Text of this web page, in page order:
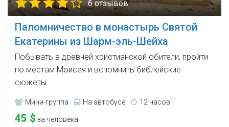
6 отзывов
Паломничество в монастырь Святой
Екатерины из Шарм-эль-Шейха
Побывать в древней христианской обители, пройти
по местам Моисея и вспомнить библейские
сюжеты.
Мини-группа На автобусе 12 часов
45 $ за человека